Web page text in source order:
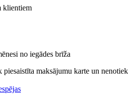
klientiem
no iegādes brīža
maksājumu karte un nenotiek